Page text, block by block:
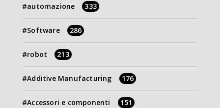
automazione 333
Software 286
robot 213
Additive Manufacturing 176
Accessori e componenti 151